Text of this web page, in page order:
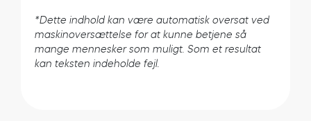
*Dette indhold kan være automatisk oversat ved
maskinoversættelse for at kunne betjene så
mange mennesker som muligt. Som et resultat
kan teksten indeholde fejl.